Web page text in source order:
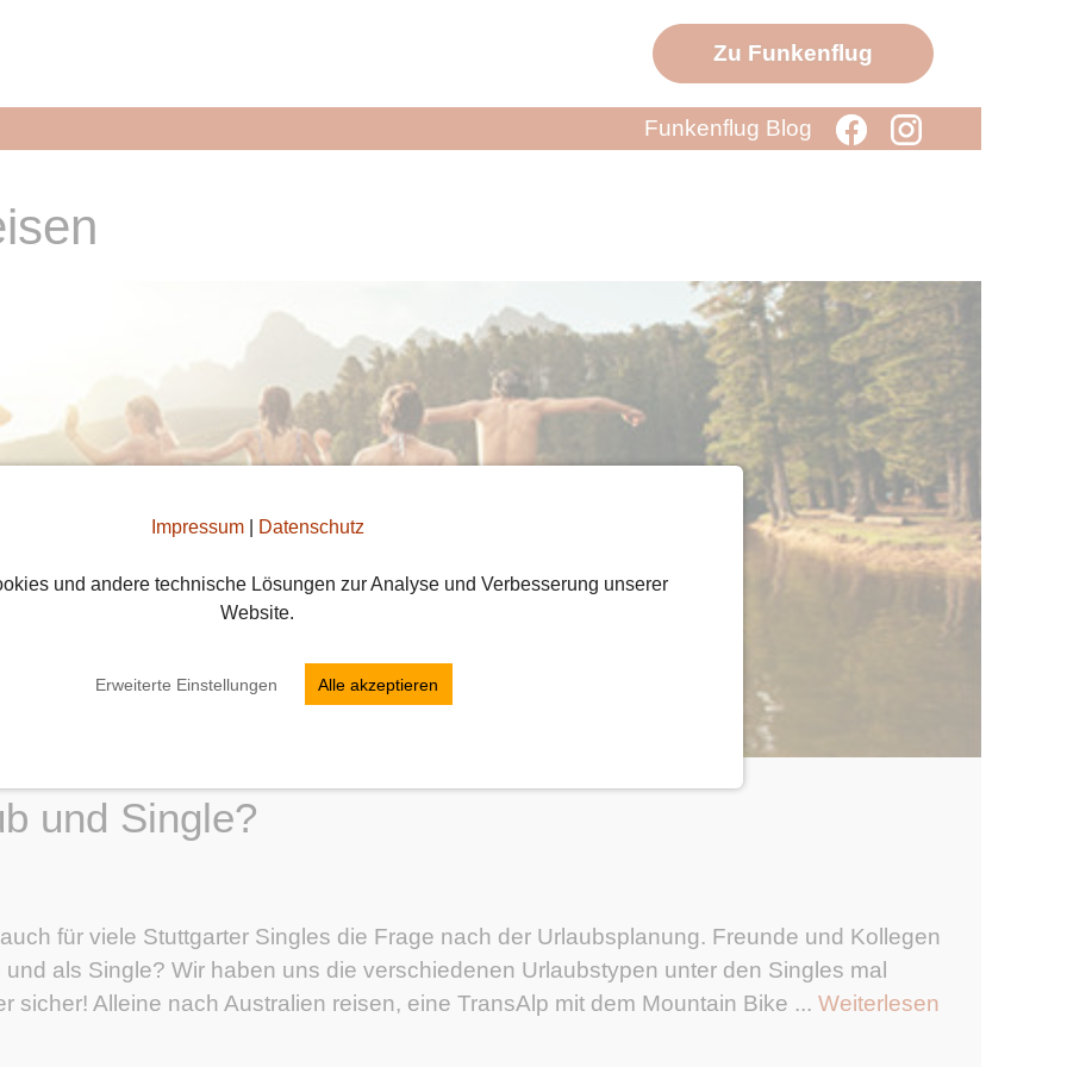
Impressum| Datenschutz
und andere technische Lösungen zur Analyse und Verbesserung unserer
Website.
Erweiterte Einstellungen Alle akzeptieren
Zu Funkenflug
Funkenflug Blog
und Single?
für viele Stuttgarter Singles die Frage nach der Urlaubsplanung. Freunde und Kollegen
als Single? Wir haben uns die verschiedenen Urlaubstypen unter den Singles mal
sicher! Alleine nach Australien reisen, eine TransAlp mit dem Mountain Bike ... Weiterlesen